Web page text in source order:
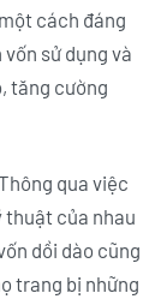
cách đáng
sử dụng và
tăng cường
qua việc
thuật của nhau
dồi dào cũng
trang bị những